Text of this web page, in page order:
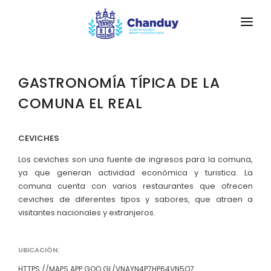
LA PARROQUIA
Historia Antigua
Historia Actual
Bandera de la Parroquia Chanduy
Escudo de la Parroquia Chanduy
GEOGRAFÍA
TRANSPARENCIA
NEW
GESTIÓN Y PRESUPUESTO
GESTIÓN INSTITUCIONAL
Sesiones Ordinarias
Resoluciones
MECANISMOS DE PARTICIPACIÓN
Solicitud de acceso información pública
GASTRONOMÍA TÍPICA DE LA
COMUNA EL REAL
CEVICHES
Los ceviches son una fuente de ingresos para la comuna,
ya que generan actividad económica y turistica. La
comuna cuenta con varios restaurantes que ofrecen
ceviches de diferentes tipos y sabores, que atraen a
visitantes nacionales y extranjeros.
UBICACIÓN:
HTTPS://MAPS.APP.GOO.GL/VNAYN4P7HP64VN5O7